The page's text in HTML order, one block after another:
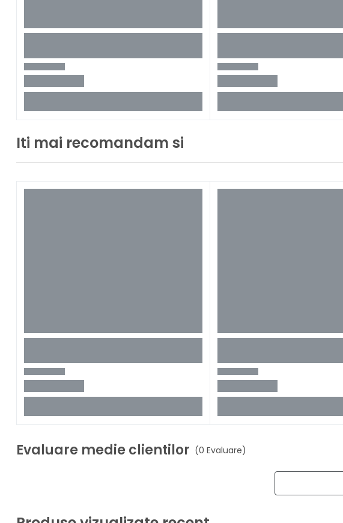
Iti mai recomandam si
Evaluare medie clientilor (0 Evaluare)